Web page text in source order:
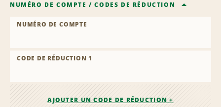
NUMÉRO DE COMPTE /CODES DE RÉDUCTION
NUMÉRO DE COMPTE
CODE DE RÉDUCTION 1
AJOUTER UN CODE DE RÉDUCTION +